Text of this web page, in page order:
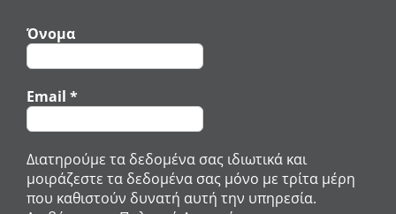
Όνομα
Email *
Διατηρούμε τα δεδομένα σας ιδιωτικά και
μοιράζεστε τα δεδομένα σας μόνο με τρίτα μέρη
που καθιστούν δυνατή αυτή την υπηρεσία.